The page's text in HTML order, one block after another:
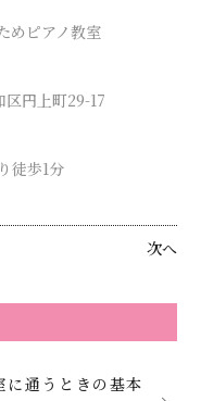
めピアノ教室
円上町29-17
徒歩1分
次へ
に通うときの基本